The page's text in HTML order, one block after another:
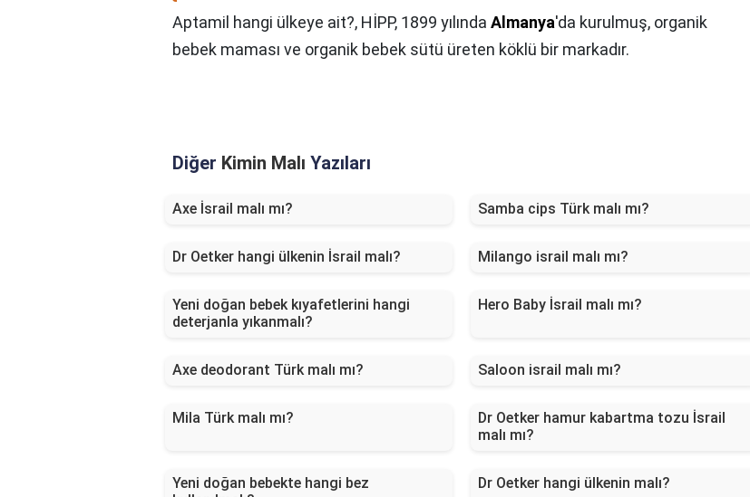
Aptamil hangi ülkeye ait?, HİPP, 1899 yılında Almanya'da kurulmuş, organik
bebek maması ve organik bebek sütü üreten köklü bir markadır.
Diğer Kimin Malı Yazıları
Axe İsrail malı mı? Samba cips Türk malı mı?
Dr Oetker hangi ülkenin İsrail malı? Milango israil malı mı?
Yeni doğan bebek kıyafetlerini hangi
deterjanla yıkanmalı?
Hero Baby İsrail malı mı?
Axe deodorant Türk malı mı? Saloon israil malı mı?
Mila Türk malı mı?
Dr Oetker hamur kabartma tozu İsrail
malı mı?
Yeni doğan bebekte hangi bez
Dr Oetker hangi ülkenin malı?